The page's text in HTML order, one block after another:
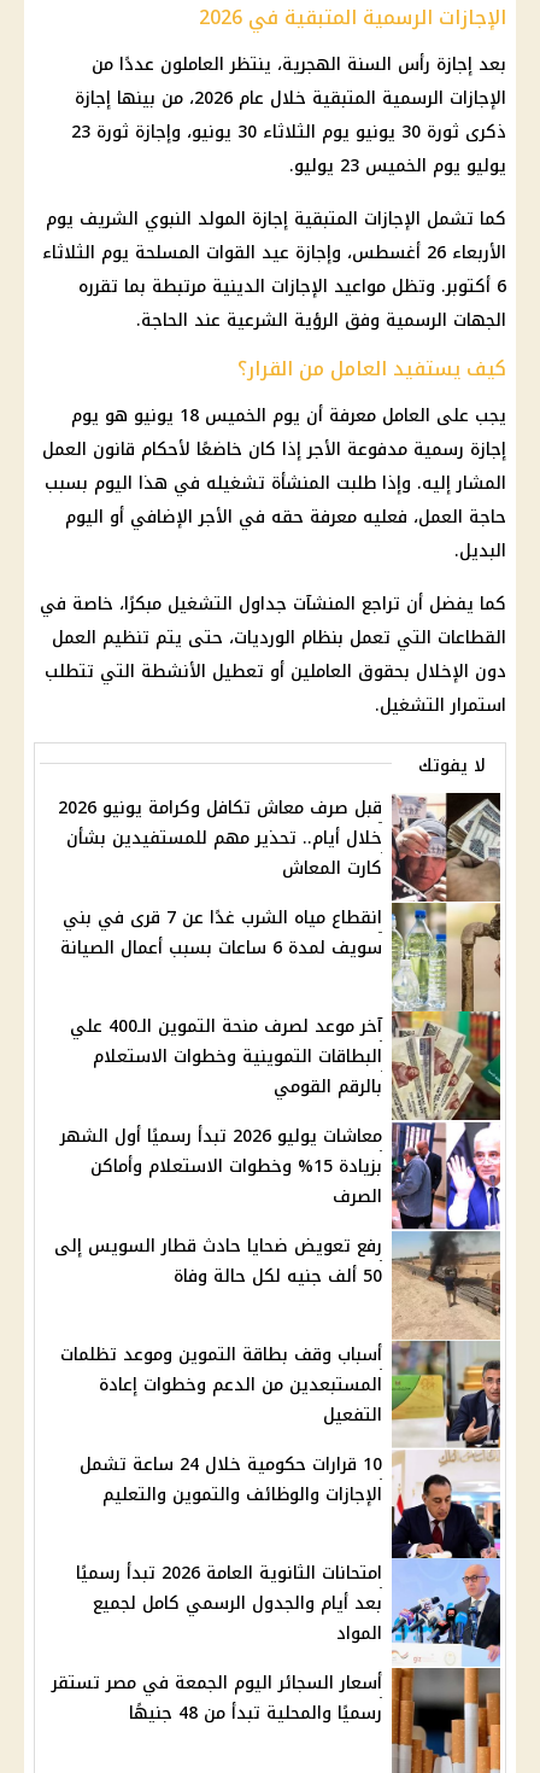
الإجازات الرسمية المتبقية في 2026
بعد إجازة رأس السنة الهجرية، ينتظر العاملون عددًا من
الإجازات الرسمية
المتبقية خلال عام 2026، من بينها إجازة
ذكرى ثورة 30 يونيو
يوم الثلاثاء 30 يونيو، وإجازة ثورة 23
يوليو يوم الخميس 23 يوليو.
كما تشمل الإجازات المتبقية إجازة المولد النبوي الشريف يوم
الأربعاء 26 أغسطس، وإجازة
عيد القوات المسلحة يوم الثلاثاء
6 أكتوبر. وتظل مواعيد الإجازات الدينية مرتبطة بما تقرره
الجهات الرسمية وفق الرؤية الشرعية عند الحاجة.
كيف يستفيد العامل من القرار؟
يجب على العامل معرفة أن يوم الخميس 18 يونيو هو يوم
إجازة رسمية مدفوعة الأجرإذا كان خاضعًا لأحكام قانون العمل
المشار إليه. وإذا طلبت المنشأة تشغيله في هذا اليوم بسبب
حاجة العمل، فعليه معرفة حقه في الأجر الإضافي أو اليوم
البديل.
كما يفضل أن تراجع المنشآت جداول التشغيل مبكرًا، خاصة في
القطاعات التي تعمل بنظام الورديات، حتى يتم تنظيم العمل
دون الإخلال بحقوق العاملين أو تعطيل الأنشطة التي تتطلب
استمرار التشغيل.
لا يفوتك
قبل صرف معاش تكافل وكرامة يونيو 2026
خلال أيام.. تحذير مهم للمستفيدين بشأن
كارت المعاش
انقطاع مياه الشرب غدًا عن 7 قرى في بني
سويف لمدة 6 ساعات بسبب أعمال الصيانة
آخر موعد لصرف منحة التموين الـ400 علي
البطاقات التموينية وخطوات الاستعلام
بالرقم القومي
معاشات يوليو 2026 تبدأ رسميًا أول الشهر
بزيادة 15% وخطوات الاستعلام وأماكن
الصرف
رفع تعويض ضحايا حادث قطار السويس إلى
50 ألف جنيه لكل حالة وفاة
أسباب وقف بطاقة التموين وموعد تظلمات
المستبعدين من الدعم وخطوات إعادة
التفعيل
10 قرارات حكومية خلال 24 ساعة تشمل
الإجازات والوظائف والتموين والتعليم
امتحانات الثانوية العامة 2026 تبدأ رسميًا
بعد أيام والجدول الرسمي كامل لجميع
المواد
أسعار السجائر اليوم الجمعة في مصر تستقر
رسميًا والمحلية تبدأ من 48 جنيهًا